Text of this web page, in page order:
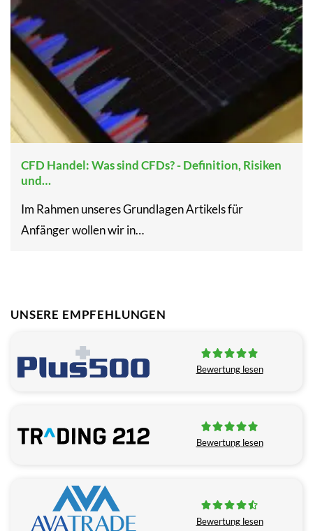
CFD Handel: Was sind CFDs? - Definition, Risiken
und…
Im Rahmen unseres Grundlagen Artikels für
Anfänger wollen wir in…
UNSERE EMPFEHLUNGEN
Bewertung lesen
Bewertung lesen
Bewertung lesen